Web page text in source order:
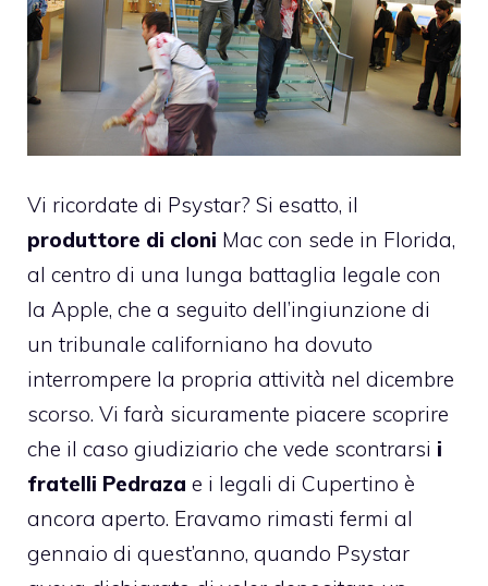
Vi ricordate di Psystar? Si esatto, il
produttore di cloni Mac con sede in Florida,
al centro di una lunga battaglia legale con
la Apple, che a seguito dell’ingiunzione di
un tribunale californiano ha dovuto
interrompere la propria attività nel dicembre
scorso. Vi farà sicuramente piacere scoprire
che il caso giudiziario che vede scontrarsi i
fratelli Pedraza e i legali di Cupertino è
ancora aperto. Eravamo rimasti fermi al
gennaio di quest’anno, quando Psystar